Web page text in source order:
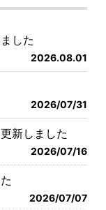
した
2026.08.01
2026/07/31
新しました
2026/07/16
2026/07/07